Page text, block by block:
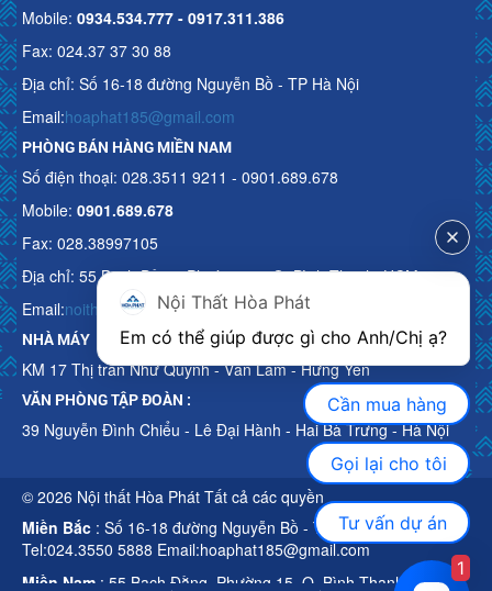
Mobile: 0934.534.777 - 0917.311.386
Fax: 024.37 37 30 88
Địa chỉ: Số 16-18 đường Nguyễn Bồ - TP Hà Nội
Email:hoaphat185@gmail.com
PHÒNG BÁN HÀNG MIỀN NAM
Số điện thoại: 028.3511 9211 - 0901.689.678
Mobile: 0901.689.678
Fax: 028.38997105
Địa chỉ: 55 Bạch Đằng, Phường 15, Q. Bình Thạnh, HCM
Email:noithathoaphattot@gmail.com
NHÀ MÁY
KM 17 Thị trấn Như Quỳnh - Văn Lâm - Hưng Yên
VĂN PHÒNG TẬP ĐOÀN :
39 Nguyễn Đình Chiểu - Lê Đại Hành - Hai Bà Trưng - Hà Nội
© 2026 Nội thất Hòa Phát Tất cả các quyền
Miền Bắc : Số 16-18 đường Nguyễn Bồ - TP Hà Nội
Tel:024.3550 5888 Email:hoaphat185@gmail.com
Miền Nam : 55 Bạch Đằng, Phường 15, Q. Bình Thạnh, HCM
Nội Thất Hòa Phát
Cần mua hàng
Gọi lại cho tôi
Tư vấn dự án
1